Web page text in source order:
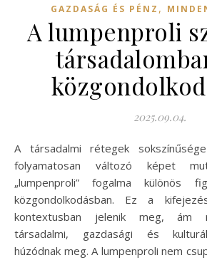
GAZDASÁG ÉS PÉNZ ,
A lumpenproli
2025.09.04.
A társadalmi rétegek sokszínűsége egy komplex és
folyamatosan változó képet
„lumpenproli” fogalma különös
közgondolkodásban. Ez a
kontextusban jelenik meg, ám
társadalmi, gazdasági és
húzódnak meg. A lumpenproli nem